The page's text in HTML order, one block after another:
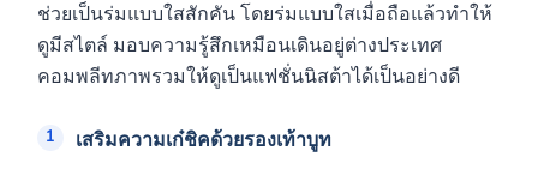
ช่วยเป็นร่มแบบใสสักคัน โดยร่มแบบใสเมื่อถือแล้วทำให้
ดูมีสไตล์ มอบความรู้สึกเหมือนเดินอยู่ต่างประเทศ
คอมพลีทภาพรวมให้ดูเป็นแฟชั่นนิสต้าได้เป็นอย่างดี
เสริมความเก๋ชิคด้วยรองเท้าบูท